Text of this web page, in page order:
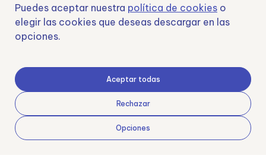
Aviso legal
Política de privacidad
Política de cookies
Términos y Condiciones de uso
© 2024 Samoving, S.L.
Puedes aceptar nuestra política de cookies o
elegir las cookies que deseas descargar en las
opciones.
Aceptar todas
Rechazar
Opciones